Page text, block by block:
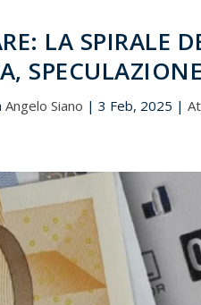
LA SPIRALE
Angelo Siano |3 Feb, 2025 |